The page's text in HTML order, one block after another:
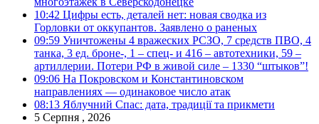
10:42 Цифры есть, деталей нет: новая сводка из
Горловки от оккупантов. Заявлено о раненых
09:59 Уничтожены 4 вражеских РСЗО, 7 средств ПВО, 4
танка, 3 ед. броне-, 1 – спец- и 416 – автотехники, 59 –
артиллерии. Потери РФ в живой силе – 1330 “штыков”!
09:06 На Покровском и Константиновском
направлениях — одинаковое число атак
08:13 Яблучний Спас: дата, традиції та прикмети
5 Серпня , 2026